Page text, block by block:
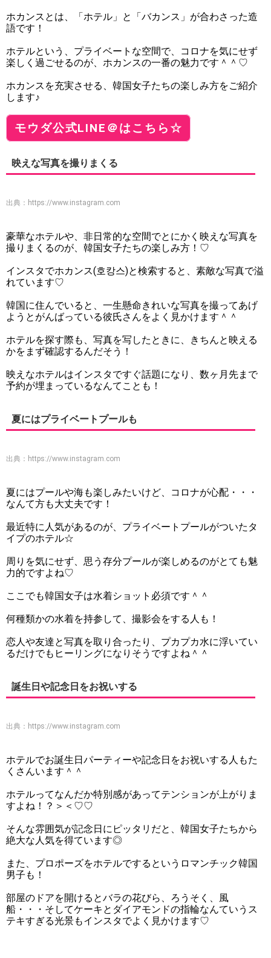
ホカンスとは、「ホテル」と「バカンス」が合わさった造
語です！
ホテルという、プライベートな空間で、コロナを気にせず
楽しく過ごせるのが、ホカンスの一番の魅力です＾＾♡
ホカンスを充実させる、韓国女子たちの楽しみ方をご紹介
します♪
モウダ公式LINE＠はこちら☆
映えな写真を撮りまくる
出典： https://www.instagram.com
豪華なホテルや、非日常的な空間でとにかく映えな写真を
撮りまくるのが、韓国女子たちの楽しみ方！♡
インスタでホカンス(호캉스)と検索すると、素敵な写真で溢
れています♡
韓国に住んでいると、一生懸命きれいな写真を撮ってあげ
ようとがんばっている彼氏さんをよく見かけます＾＾
ホテルを探す際も、写真を写したときに、きちんと映える
かをまず確認するんだそう！
映えなホテルはインスタですぐ話題になり、数ヶ月先まで
予約が埋まっているなんてことも！
夏にはプライベートプールも
出典： https://www.instagram.com
夏にはプールや海も楽しみたいけど、コロナが心配・・・
なんて方も大丈夫です！
最近特に人気があるのが、プライベートプールがついたタ
イプのホテル☆
周りを気にせず、思う存分プールが楽しめるのがとても魅
力的ですよね♡
ここでも韓国女子は水着ショット必須です＾＾
何種類かの水着を持参して、撮影会をする人も！
恋人や友達と写真を取り合ったり、プカプカ水に浮いてい
るだけでもヒーリングになりそうですよね＾＾
誕生日や記念日をお祝いする
出典： https://www.instagram.com
ホテルでお誕生日パーティーや記念日をお祝いする人もた
くさんいます＾＾
ホテルってなんだか特別感があってテンションが上がりま
すよね！？＞＜♡♡
そんな雰囲気が記念日にピッタリだと、韓国女子たちから
絶大な人気を得ています◎
また、プロポーズをホテルでするというロマンチック韓国
男子も！
部屋のドアを開けるとバラの花びら、ろうそく、風
船・・・そしてケーキとダイアモンドの指輪なんていうス
テキすぎる光景もインスタでよく見かけます♡